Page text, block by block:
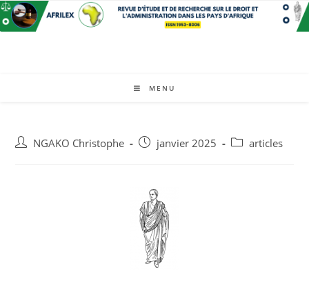
MENU
NGAKO Christophe janvier 2025 articles